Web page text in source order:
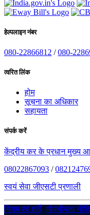
हेल्पलाइन नंबर
080-22866812 /080-
त्वरित लिंक
होम
सूचना का अधिकार
सहायता
संपर्क करें
केंद्रीय कर के प्रधान मुख्य
08022867093 /
स्वयं सेवा जीएसटी प्रणाली
नियम एवं शर्तें|गोपनीयता नीति